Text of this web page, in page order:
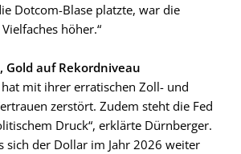
Dotcom-Blase platzte, war die
höher.“
Gold auf Rekordniveau
hat mit ihrer erratischen Zoll- und
zerstört. Zudem steht die Fed
Druck“, erklärte Dürnberger.
sich der Dollar im Jahr 2026 weiter